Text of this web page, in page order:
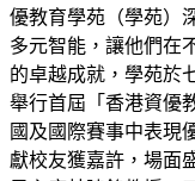
優教育學苑（學苑）
多元智能，讓他們在
的卓越成就，學苑於
舉行首屆「香港資優
國及國際賽事中表現
獻校友獲嘉許，場面